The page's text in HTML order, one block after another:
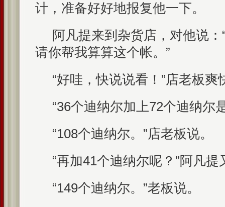
计，准备好好地报复他一下。
阿凡提来到杂货店，对他说
请你帮我算算这个帐。”
“好哇，快说说看！”店老板爽
“36个迪纳尔加上72个迪纳尔
“108个迪纳尔。”店老板说。
“再加41个迪纳尔呢？”阿凡提
“149个迪纳尔。”老板说。